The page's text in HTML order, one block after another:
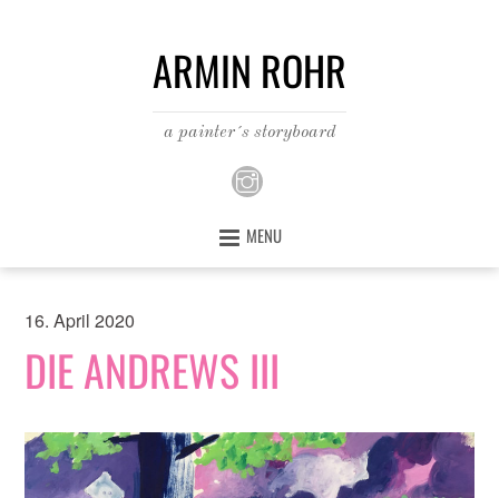
ARMIN ROHR
a painter´s storyboard
MENU
16. April 2020
DIE ANDREWS III